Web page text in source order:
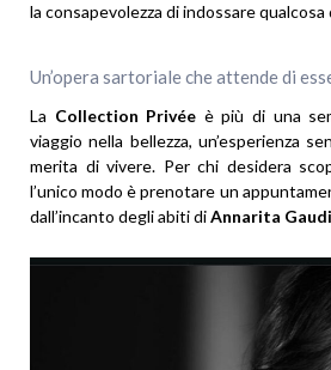
la consapevolezza di indossare
Un’opera sartoriale che attende di
La Collection Privée è più di una
viaggio nella bellezza, un’esperienza
merita di vivere. Per chi desidera
l’unico modo è prenotare un
dall’incanto degli abiti diAnnarita